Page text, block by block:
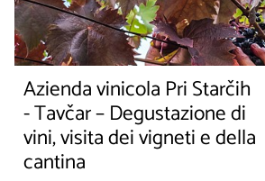
Azienda vinicola Pri Starčih
- Tavčar – Degustazione di
vini, visita dei vigneti e della
cantina